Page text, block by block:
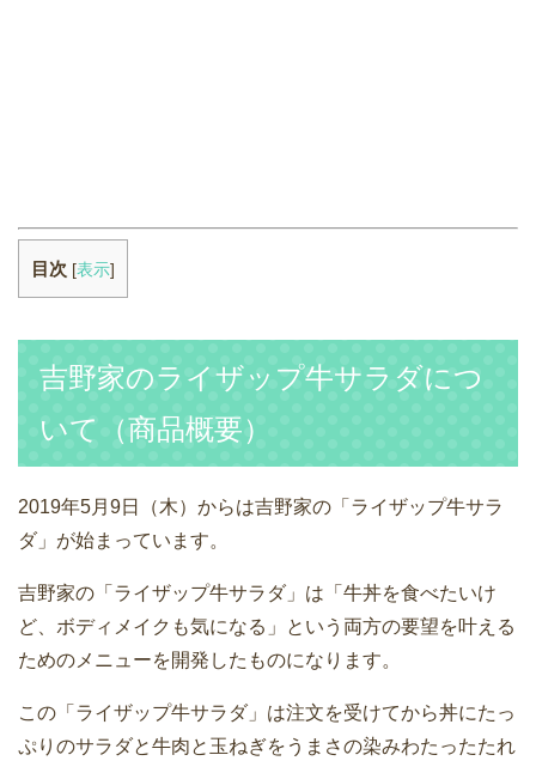
目次 [表示]
吉野家のライザップ牛サラダにつ
いて（商品概要）
2019年5月9日（木）からは吉野家の「ライザップ牛サラ
ダ」が始まっています。
吉野家の「ライザップ牛サラダ」は「牛丼を食べたいけ
ど、ボディメイクも気になる」という両方の要望を叶える
ためのメニューを開発したものになります。
この「ライザップ牛サラダ」は注文を受けてから丼にたっ
ぷりのサラダと牛肉と玉ねぎをうまさの染みわたったたれ